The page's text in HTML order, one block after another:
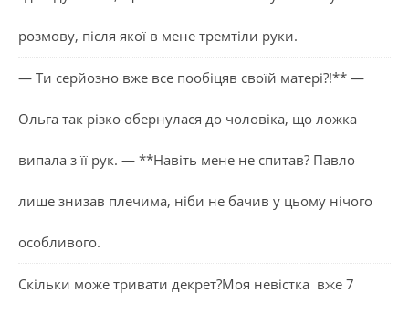
розмову, після якої в мене тремтіли руки.
— Ти серйозно вже все пообіцяв своїй матері?!** —
Ольга так різко обернулася до чоловіка, що ложка
випала з її рук. — **Навіть мене не спитав? Павло
лише знизав плечима, ніби не бачив у цьому нічого
особливого.
Скільки може тривати декрет?Моя невістка вже 7